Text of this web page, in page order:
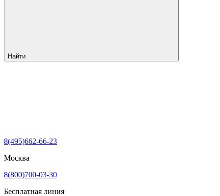
Найти
8(495)662-66-23
Москва
8(800)700-03-30
Бесплатная линия